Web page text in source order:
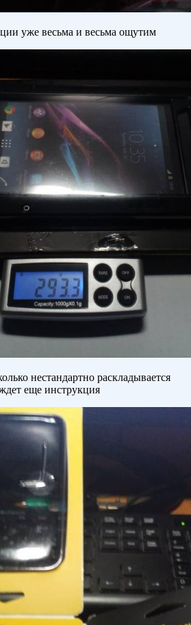
уже весьма и весьма ощутим
нестандартно раскладывается
еще инструкция